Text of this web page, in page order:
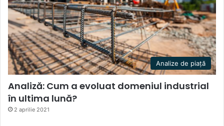
Analize de piață
Analiză: Cum a evoluat domeniul industrial
în ultima lună?
2 aprilie 2021